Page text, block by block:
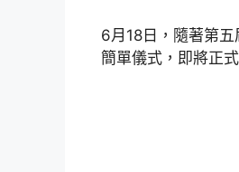
6月18日，隨著第五
簡單儀式，即將正